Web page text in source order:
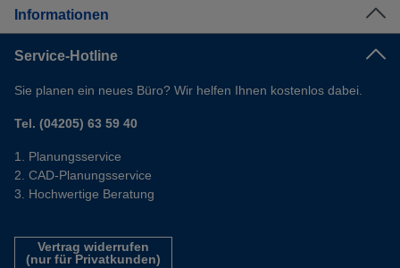
Informationen
Service-Hotline
Sie planen ein neues Büro? Wir helfen Ihnen kostenlos dabei.
Tel. (04205) 63 59 40
Planungsservice
CAD-Planungsservice
Hochwertige Beratung
Vertrag widerrufen
(nur für Privatkunden)